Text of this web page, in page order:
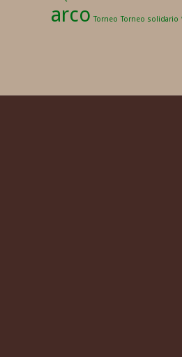
arco Torneo Torneo solidario